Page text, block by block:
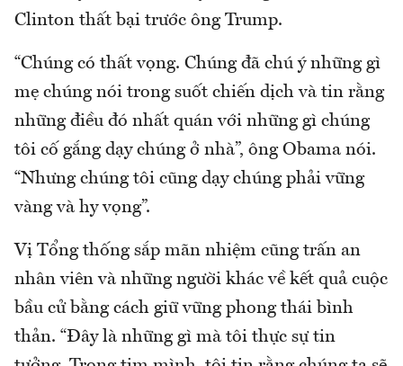
Clinton thất bại trước ông Trump.
“Chúng có thất vọng. Chúng đã chú ý những gì
mẹ chúng nói trong suốt chiến dịch và tin rằng
những điều đó nhất quán với những gì chúng
tôi cố gắng dạy chúng ở nhà”, ông Obama nói.
“Nhưng chúng tôi cũng dạy chúng phải vững
vàng và hy vọng”.
Vị Tổng thống sắp mãn nhiệm cũng trấn an
nhân viên và những người khác về kết quả cuộc
bầu cử bằng cách giữ vững phong thái bình
thản. “Đây là những gì mà tôi thực sự tin